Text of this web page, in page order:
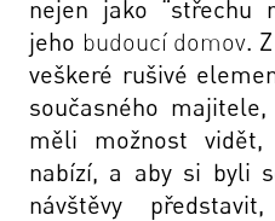
nejen jako “střechu
jeho budoucí domov.
veškeré rušivé
současného majitele,
měli možnost
nabízí, a aby si byli
návštěvy